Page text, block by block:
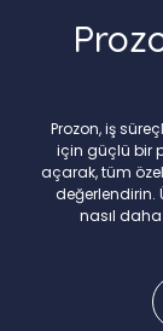
Prozon, iş
için güçlü bir
açarak, tüm
değerlendirin.
nasıl